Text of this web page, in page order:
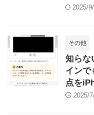
2025/
その他
知らな
インで
点を
2025/